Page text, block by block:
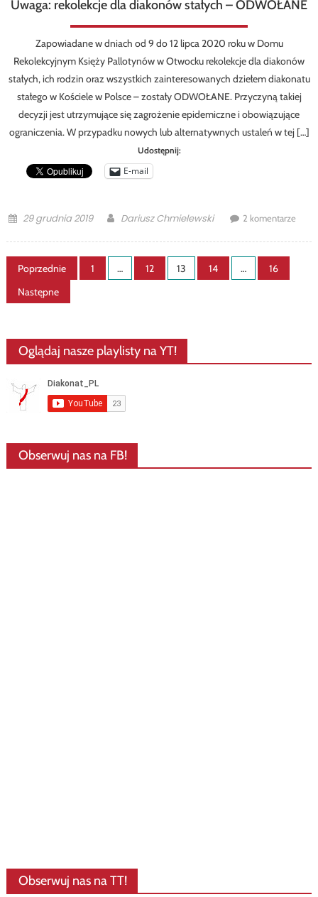
Uwaga: rekolekcje dla diakonów stałych – ODWOŁANE
Zapowiadane w dniach od 9 do 12 lipca 2020 roku w Domu
Rekolekcyjnym Księży Pallotynów w Otwocku rekolekcje dla diakonów
stałych, ich rodzin oraz wszystkich zainteresowanych dziełem diakonatu
stałego w Kościele w Polsce – zostały ODWOŁANE. Przyczyną takiej
decyzji jest utrzymujące się zagrożenie epidemiczne i obowiązujące
ograniczenia. W przypadku nowych lub alternatywnych ustaleń w tej […]
Udostępnij:
E-mail
Posted
29 grudnia 2019 Author
Dariusz Chmielewski 2 komentarze
Stronicowanie
wpisów
Poprzednie 1 … 12 13 14 …
16
Następne
Oglądaj nasze playlisty na YT!
Obserwuj nas na FB!
Obserwuj nas na TT!